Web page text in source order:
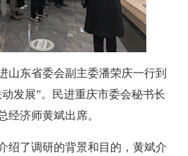
山东省委会副主委潘荣庆一行到
发展”。民进重庆市委会秘书长
经济师黄斌出席。
绍了调研的背景和目的，黄斌介